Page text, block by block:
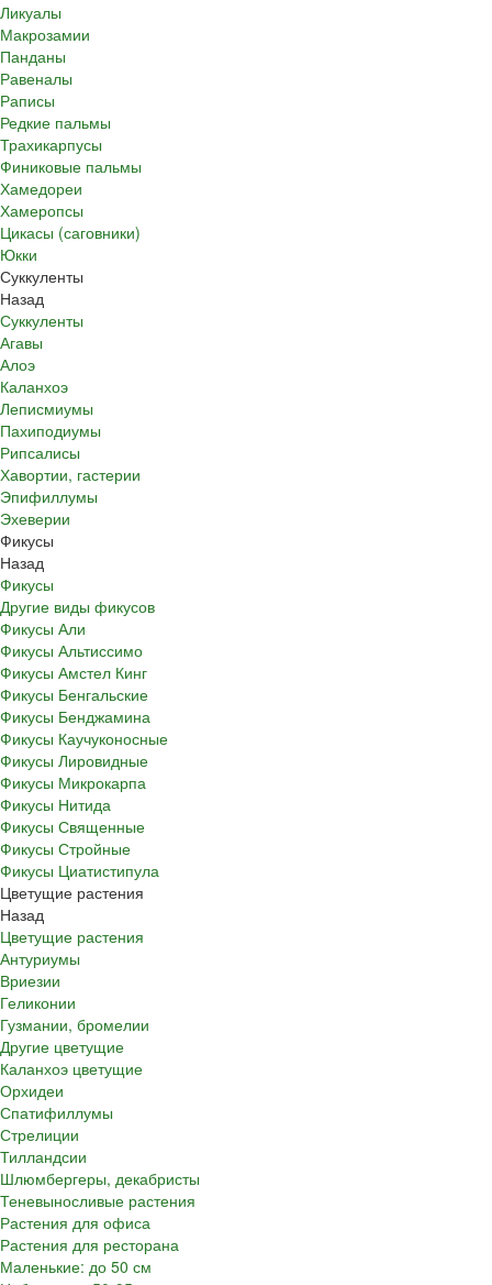
Ликуалы
Макрозамии
Панданы
Равеналы
Раписы
Редкие пальмы
Трахикарпусы
Финиковые пальмы
Хамедореи
Хамеропсы
Цикасы (саговники)
Юкки
Суккуленты
Назад
Суккуленты
Агавы
Алоэ
Каланхоэ
Леписмиумы
Пахиподиумы
Рипсалисы
Хавортии, гастерии
Эпифиллумы
Эхеверии
Фикусы
Назад
Фикусы
Другие виды фикусов
Фикусы Али
Фикусы Альтиссимо
Фикусы Амстел Кинг
Фикусы Бенгальские
Фикусы Бенджамина
Фикусы Каучуконосные
Фикусы Лировидные
Фикусы Микрокарпа
Фикусы Нитида
Фикусы Священные
Фикусы Стройные
Фикусы Циатистипула
Цветущие растения
Назад
Цветущие растения
Антуриумы
Вриезии
Геликонии
Гузмании, бромелии
Другие цветущие
Каланхоэ цветущие
Орхидеи
Спатифиллумы
Стрелиции
Тилландсии
Шлюмбергеры, декабристы
Теневыносливые растения
Растения для офиса
Растения для ресторана
Маленькие: до 50 см